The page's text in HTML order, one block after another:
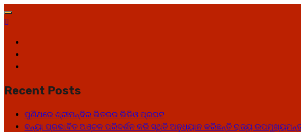
Recent Posts
ପୁଣିଥରେ ଶ୍ରୀମନ୍ଦିର ଭିତରର ଭିଡିଓ ପ୍ରଘଟ
ବନ୍ୟା ପ୍ରଭାବିତ ଅଞ୍ଚଳ ପରିଦର୍ଶନ କରି ସ୍ଥିତି ଅନୁଧ୍ୟାନ କରିଛନ୍ତି ରାଜ୍ୟ